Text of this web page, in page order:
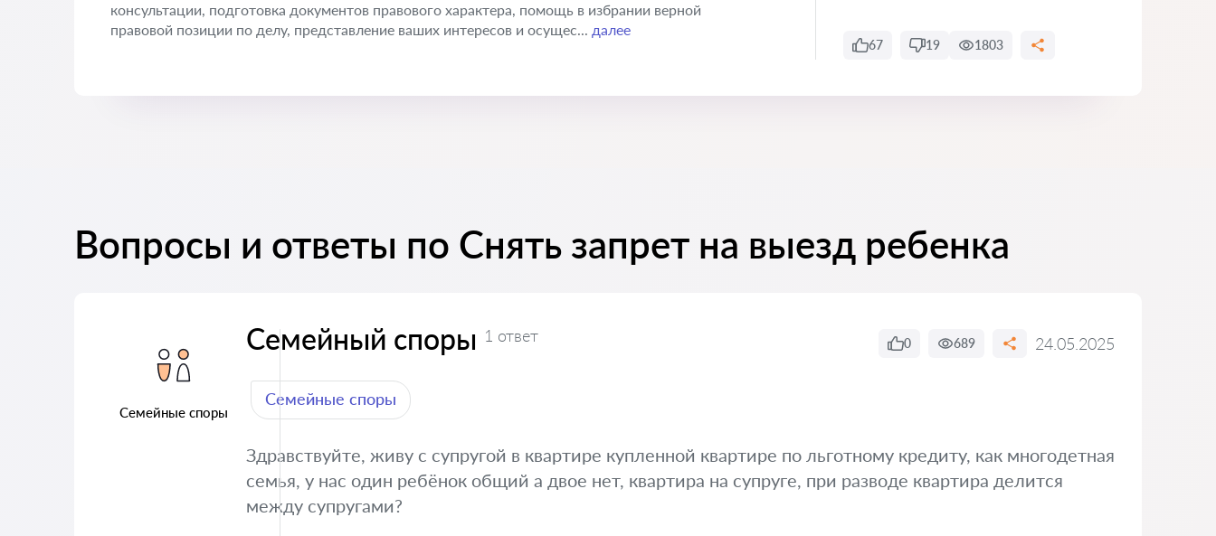
консультации, подготовка документов правового характера, помощь в избрании верной
правовой позиции по делу, представление ваших интересов и осущес... далее
67 19 1803
Вопросы и ответы по Снять запрет на выезд ребенка
Семейные споры
Семейный споры 1 ответ 0 689 24.05.2025
Семейные споры
Здравствуйте, живу с супругой в квартире купленной квартире по льготному кредиту, как многодетная
семья, у нас один ребёнок общий а двое нет, квартира на супруге, при разводе квартира делится
между супругами?